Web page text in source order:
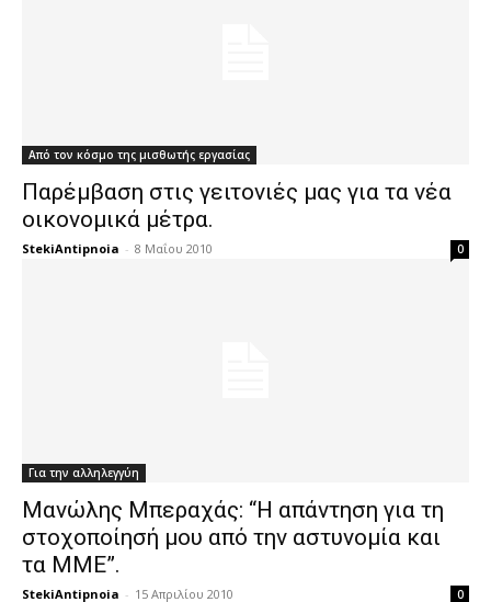
Από τον κόσμο της μισθωτής εργασίας
Παρέμβαση στις γειτονιές μας για τα νέα
οικονομικά μέτρα.
StekiAntipnoia - 8 Μαΐου 2010 0
Για την αλληλεγγύη
Μανώλης Μπεραχάς: “Η απάντηση για τη
στοχοποίησή μου από την αστυνομία και
τα ΜΜΕ”.
StekiAntipnoia - 15 Απριλίου 2010 0